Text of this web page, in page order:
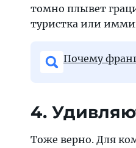
томно плывет
туристка или
Почему
4.
Тоже верно. Для